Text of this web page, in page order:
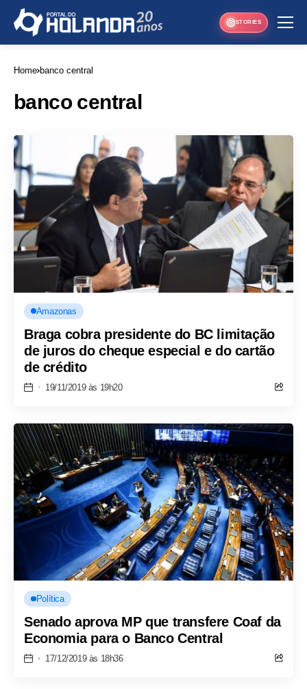
STORIES
Home banco central
banco central
Amazonas
Braga cobra presidente do BC limitação
de juros do cheque especial e do cartão
de crédito
19/11/2019 às 19h20
Política
Senado aprova MP que transfere Coaf da
Economia para o Banco Central
17/12/2019 às 18h36